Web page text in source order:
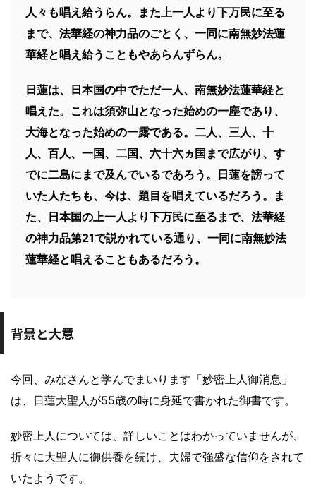
人々も唱え給うらん。また上一人より下万民に至る
まで、法華経の神力品のごとく、一同に南無妙法蓮
華経と唱え給うこともやあらんずらん。
日蓮は、日本国の中でただ一人、南無妙法蓮華経と
唱えた。これは須弥山となった始めの一塵であり、
大海となった始めの一露である。二人、三人、十
人、百人、一国、二国、六十六ヵ国まで広がり、す
でに二島にまで及んでいるであろう。日蓮を謗って
いた人たちも、今は、題目を唱えているだろう。ま
た、日本国の上一人より下万民に至るまで、法華経
の神力品第21で説かれている通り、一同に南無妙法
蓮華経と唱えることもあるだろう。
背景と大意
今回、みなさんと学んでまいります「妙密上人御消息」
は、日蓮大聖人が55歳の時に身延で書かれた御書です。
妙密上人については、詳しいことはわかっていませんが、
折々に大聖人に御供養を続け、夫婦で強盛な信仰をされて
いたようです。